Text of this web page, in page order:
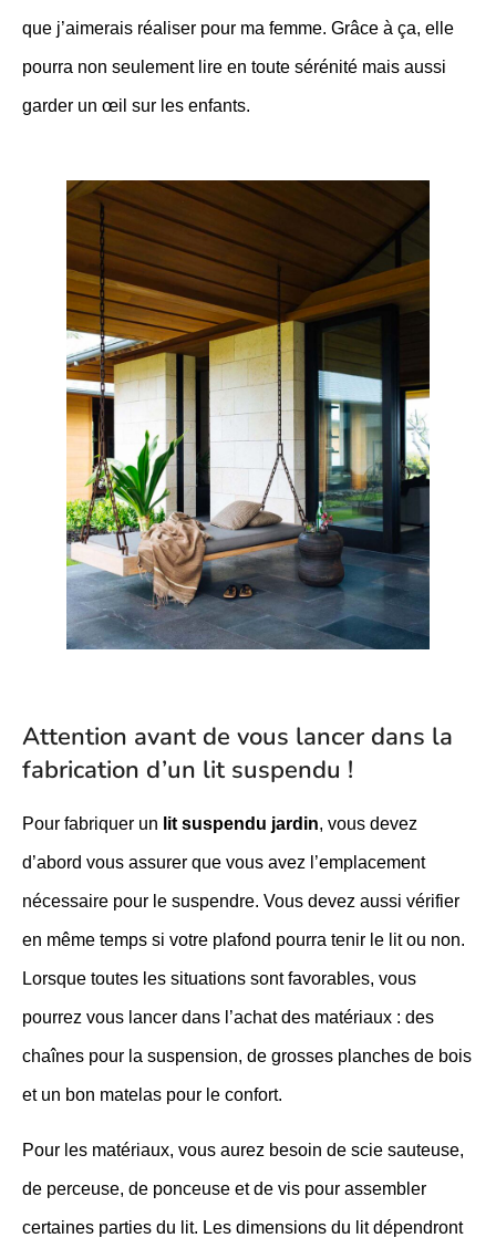
que j’aimerais réaliser pour ma femme. Grâce à ça, elle
pourra non seulement lire en toute sérénité mais aussi
garder un œil sur les enfants.
Attention avant de vous lancer dans la
fabrication d’un lit suspendu !
Pour fabriquer un lit suspendu jardin, vous devez
d’abord vous assurer que vous avez l’emplacement
nécessaire pour le suspendre. Vous devez aussi vérifier
en même temps si votre plafond pourra tenir le lit ou non.
Lorsque toutes les situations sont favorables, vous
pourrez vous lancer dans l’achat des matériaux : des
chaînes pour la suspension, de grosses planches de bois
et un bon matelas pour le confort.
Pour les matériaux, vous aurez besoin de scie sauteuse,
de perceuse, de ponceuse et de vis pour assembler
certaines parties du lit. Les dimensions du lit dépendront